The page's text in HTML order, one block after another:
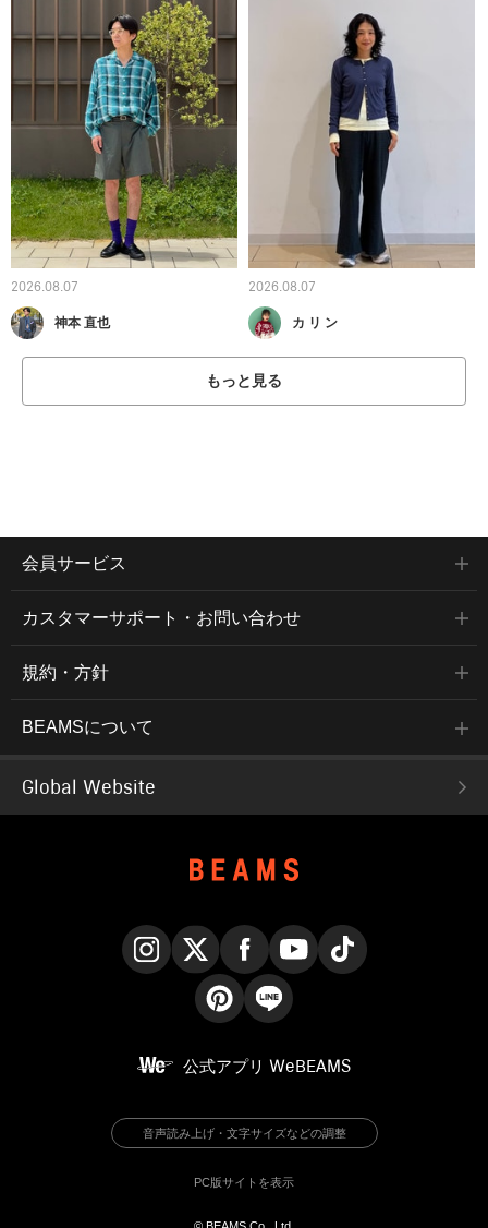
2026.08.07
神本 直也
2026.08.07
カ リ ン
もっと見る
会員サービス
カスタマーサポート・お問い合わせ
規約・方針
BEAMSについて
Global Website
公式アプリ WeBEAMS
音声読み上げ・文字サイズなどの調整
PC版サイトを表示